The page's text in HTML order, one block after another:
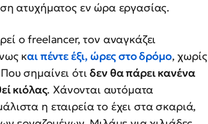
ατυχήματος εν ώρα εργασίας.
ο freelancer, τον αναγκάζει
και πέντε έξι, ώρες στο δρόμο, χωρίς
σημαίνει ότιδεν θα πάρει κανένα
κιόλας. Χάνονται αυτόματα
η εταιρεία το έχει στα σκαριά,